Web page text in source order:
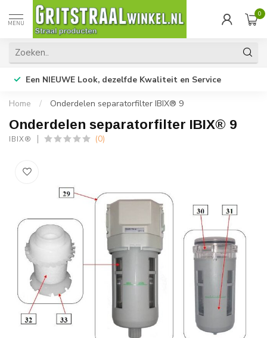
MENU
0
Een NIEUWE Look, dezelfde Kwaliteit en Service
Home / Onderdelen separatorfilter IBIX® 9
Onderdelen separatorfilter IBIX® 9
IBIX® (0)